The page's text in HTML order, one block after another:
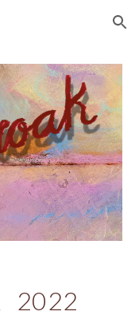
Skip to navigation
2022